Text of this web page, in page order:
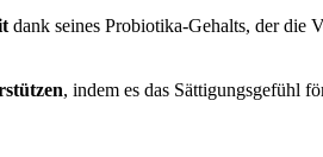
dank seines Probiotika-Gehalts, der die
, indem es das Sättigungsgefühl